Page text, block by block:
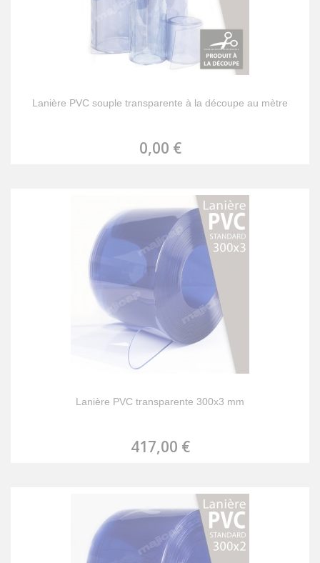
Lanière PVC souple transparente à la découpe au mètre
0,00 €
Lanière PVC transparente 300x3 mm
417,00 €